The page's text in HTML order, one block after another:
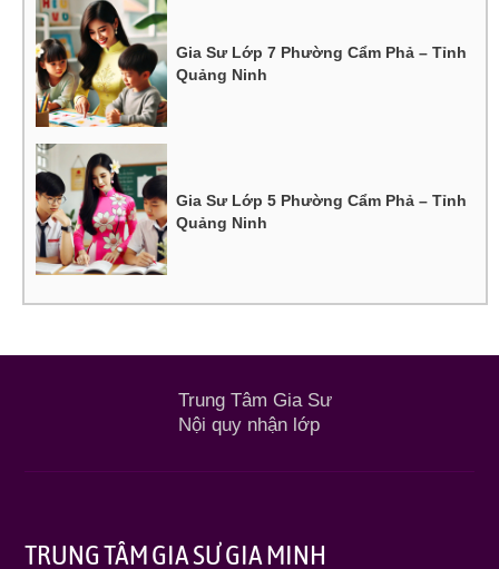
Gia Sư Lớp 7 Phường Cẩm Phả – Tỉnh
Quảng Ninh
Gia Sư Lớp 5 Phường Cẩm Phả – Tỉnh
Quảng Ninh
Trung Tâm Gia Sư
Nội quy nhận lớp
TRUNG TÂM GIA SƯ GIA MINH